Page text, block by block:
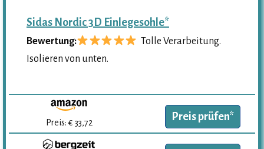
Sidas Nordic 3D Einlegesohle*
Bewertung:
Tolle Verarbeitung.
Isolieren von unten.
Preis: € 33,72 Preis prüfen*